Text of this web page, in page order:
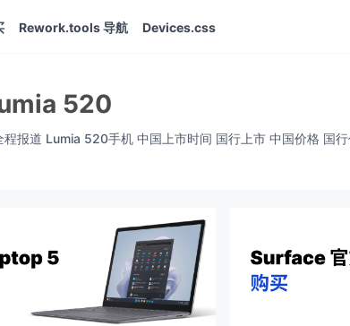
Rework.tools 导航 Devices.css
520
报道 Lumia 520手机 中国上市时间 国行上市 中国价格 国